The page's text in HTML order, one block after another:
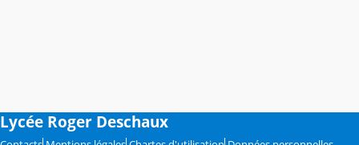
Lycée Roger Deschaux